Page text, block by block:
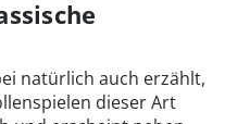
natürlich auch erzählt,
dieser Art